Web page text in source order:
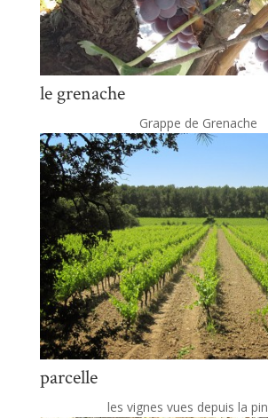
le grenache
Grappe de Grenache
parcelle
les vignes vues depuis la